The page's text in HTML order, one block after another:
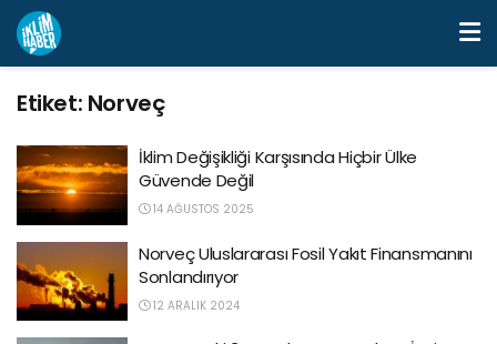
Etiket: Norveç
İklim Değişikliği Karşısında Hiçbir Ülke
Güvende Değil
14 AĞUSTOS 2025
Norveç Uluslararası Fosil Yakıt Finansmanını
Sonlandırıyor
12 ARALIK 2024